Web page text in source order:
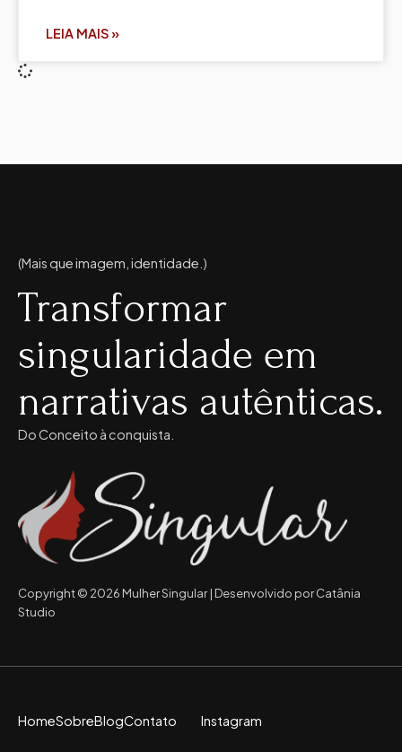
LEIA MAIS »
(Mais que imagem, identidade.)
Transformar
singularidade em
narrativas autênticas.
Do Conceito à conquista.
Copyright © 2026 Mulher Singular | Desenvolvido por Catânia
Studio
HomeSobreBlogContato Instagram